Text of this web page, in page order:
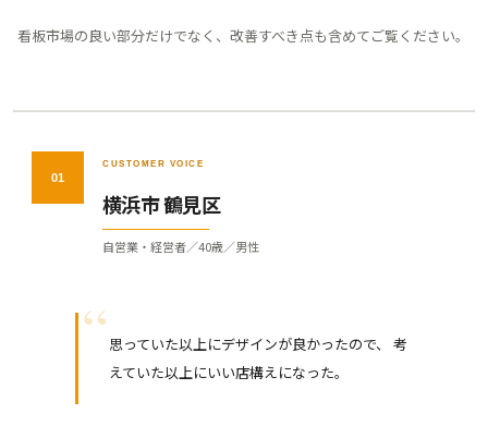
看板市場の良い部分だけでなく、改善すべき点も含めてご覧ください。
01
CUSTOMER VOICE
横浜市 鶴見区
自営業・経営者／40歳／男性
思っていた以上にデザインが良かったので、 考
えていた以上にいい店構えになった。